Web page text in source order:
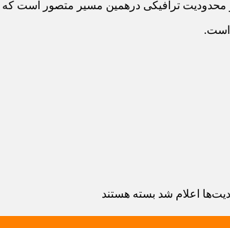
اعلام شد بسته هستند